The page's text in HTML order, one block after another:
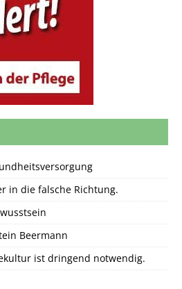
in die falsche Richtung.
Beermann
ist dringend notwendig.